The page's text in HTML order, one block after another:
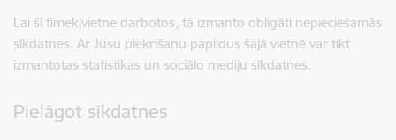
Lai šī tīmekļvietne darbotos, tā izmanto obligāti nepieciešamās
sīkdatnes. Ar Jūsu piekrišanu papildus šajā vietnē var tikt
izmantotas statistikas un sociālo mediju sīkdatnes.
Pielāgot sīkdatnes